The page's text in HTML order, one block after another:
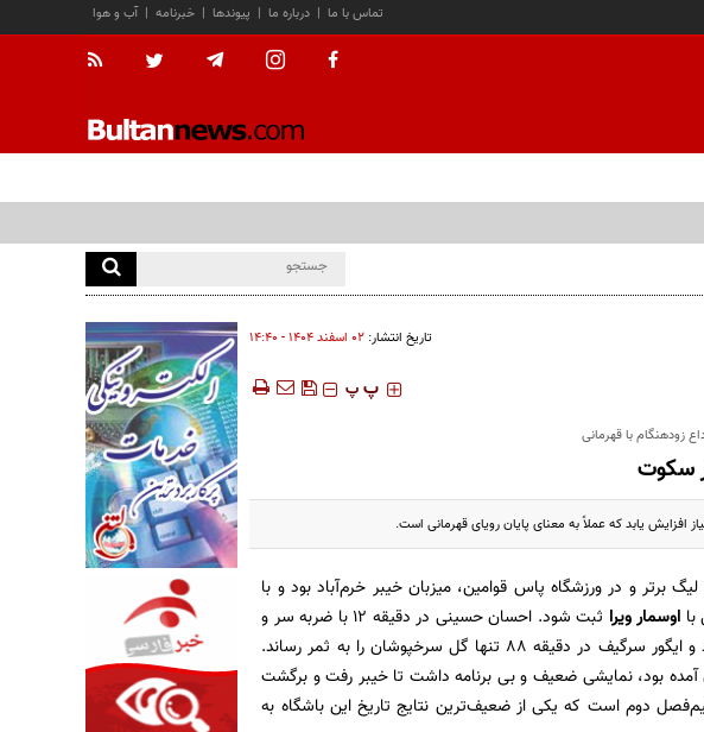
آب و هوا | خبرنامه | پیوندها | درباره ما | تماس با ما
تاریخ انتشار: ۰۲ اسفند ۱۴۰۴ - ۱۴:۴۰
‍‍‍ پ پ
زودهنگام با قهرمانی
سکوت
و در ورزشگاه پاس قوامین، میزبان خیبر خرم‌آباد بود و با
اوسمار ویرا
ثبت شود. احسان حسینی در دقیقه ۱۲ با ضربه سر و
اسماعیل بابایی در دقیقه ۷۲ از روی نقطه پنالتی برای خیبر گلزنی کردند و ایگور سرگیف در دقیقه ۸۸ تنها گل سرخپوشان را به ثمر رساند.
بود، نمایشی ضعیف و بی برنامه داشت تا خیبر رفت و برگشت
دوم است که یکی از ضعیف‌ترین نتایج تاریخ این باشگاه به